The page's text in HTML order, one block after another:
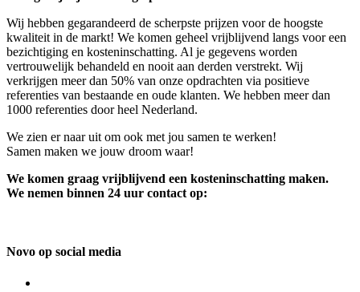
Wij hebben gegarandeerd de scherpste prijzen voor de hoogste
kwaliteit in de markt! We komen geheel vrijblijvend langs voor een
bezichtiging en kosteninschatting. Al je gegevens worden
vertrouwelijk behandeld en nooit aan derden verstrekt. Wij
verkrijgen meer dan 50% van onze opdrachten via positieve
referenties van bestaande en oude klanten. We hebben meer dan
1000 referenties door heel Nederland.
We zien er naar uit om ook met jou samen te werken!
Samen maken we jouw droom waar!
We komen graag vrijblijvend een kosteninschatting maken.
We nemen binnen 24 uur contact op:
Novo op social media